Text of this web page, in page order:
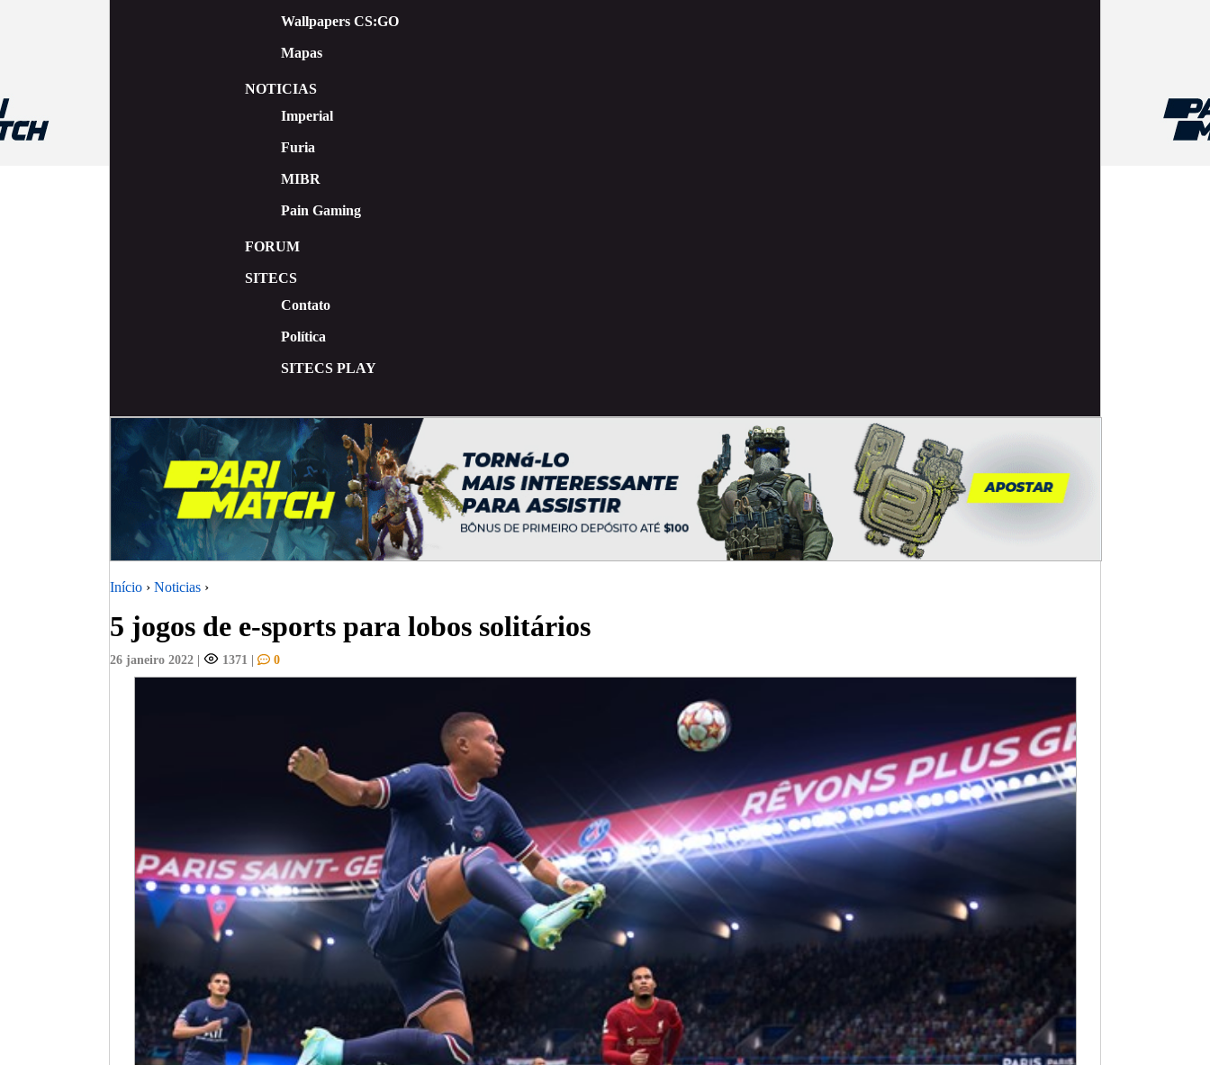
Wallpapers CS:GO
Mapas
NOTICIAS
Imperial
Furia
MIBR
Pain Gaming
FORUM
SITECS
Contato
Política
SITECS PLAY
Início › Noticias ›
5 jogos de e-sports para lobos solitários
26 janeiro 2022 | 1371 | 0